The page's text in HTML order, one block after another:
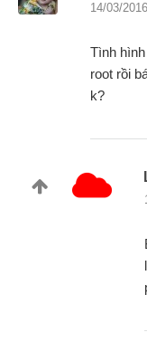
14/03/
Tình
root rồi
k?